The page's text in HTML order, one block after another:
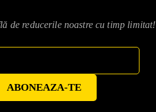
de reducerile noastre cu timp limitat!